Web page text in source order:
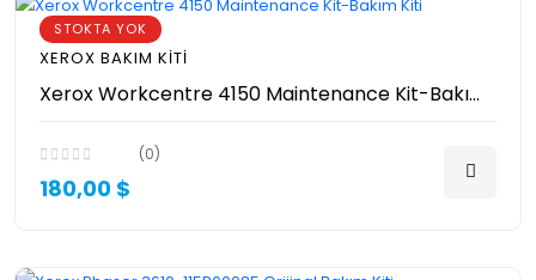
STOKTA YOK
XEROX BAKIM KITI
Xerox Workcentre 4150 Maintenance Kit-Bakım Kiti
(0)
180,00 $